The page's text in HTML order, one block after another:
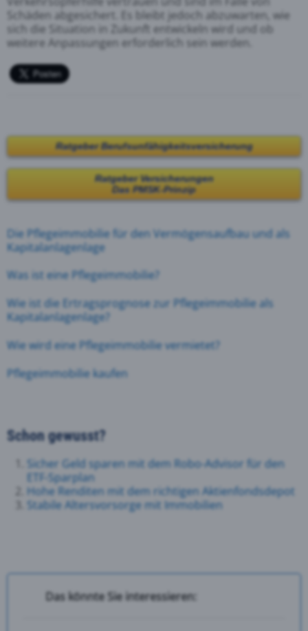
Schäden abgesichert. Es bleibt jedoch abzuwarten, wie
sich die Situation in Zukunft entwickeln wird und ob
weitere Anpassungen erforderlich sein werden.
Ratgeber Berufsunfähigkeitsversicherung
Ratgeber Versicherungen
Das PMSK-Prinzip
Die Pflegeimmobiliefür den Vermögensaufbauund als
Kapitalanlagenlage
Was ist eine Pflegeimmobilie?
Wie ist die Ertragsprognose zur Pflegeimmobilie als
Kapitalanlagenlage?
Wie wird eine Pflegeimmobilie vermietet?
Pflegeimmobilie kaufen
Schon gewusst?
Sicher Geld sparen mit dem Robo-Advisor für den
ETF-Sparplan
Hohe Renditen mit dem richtigen Aktienfondsdepot
Stabile Altersvorsorge mit Immobilien
Das könnte Sie interessieren: